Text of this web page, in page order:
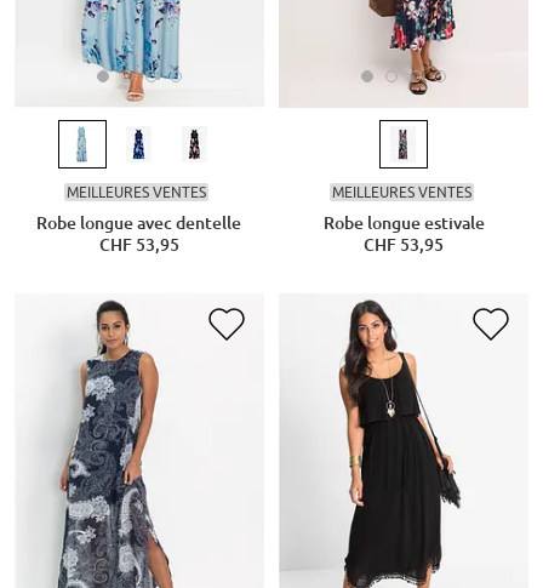
MEILLEURES VENTES
Robe longue avec dentelle
CHF 53,95
MEILLEURES VENTES
Robe longue estivale
CHF 53,95